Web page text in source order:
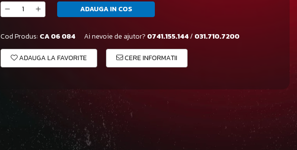
ADAUGA IN COS
Cod Produs: CA 06 084 Ai nevoie de ajutor? 0741.155.144/ 031.710.7200
ADAUGA LA FAVORITE CERE INFORMATII